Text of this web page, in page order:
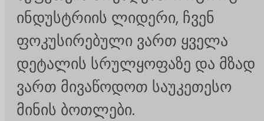
ინდუსტრიის ლიდერი, ჩვენ
ფოკუსირებული ვართ ყველა
დეტალის სრულყოფაზე და მზად
ვართ მივაწოდოთ საუკეთესო
მინის ბოთლები.